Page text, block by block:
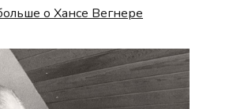
о Хансе Вегнере